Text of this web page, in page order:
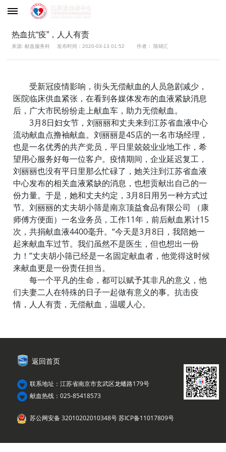
热血抗“疫”，人人有责
来源: 献血服务科 发布时间：2020-03-13 01:52 作者： 陈锦汇
受新冠疫情影响，街头无偿献血的人员急剧减少，
医院临床供血紧张，在看到各媒体发布的血液紧缺消息
后，广大市民纷纷走上献血车，助力无偿献血。
3月8日妇女节，刘丽丽和丈夫来到江苏省血液中心
流动献血点撸袖献血。刘丽丽是4S店的一名市场经理，
也是一名优秀的共产党员，平日里兢兢业业地工作，希
望用心服务好每一位客户。疫情期间，企业延迟复工，
刘丽丽也没有平日里那么忙碌了，她关注到江苏省血液
中心发布的相关血液紧缺的消息，也想贡献出自己的一
份力量。于是，她和丈夫约定，3月8日用另一种方式过
节。刘丽丽的丈夫胡小筛是南京顶益食品有限公司 （康
师傅方便面）一名业务员，工作11年，前后献血累计15
次，共捐献血液4400毫升。“今天是3月8日，我陪她一
起来献血车过节。我们虽然不是医生，但也想出一份
力！”丈夫胡小筛已经是一名固定献血者，他觉得这时候
来献血更是一份责任担当。
每一个平凡的生命，都可以赋予其非凡的意义，他
们夫妻二人在特殊的日子一起做有意义的事。抗击疫
情，人人有责，无偿献血，温暖人心。
返回首页
联系地址：江苏省南京市玄武区龙蟠路179号
献血热线：025-85418573
苏公网安备 32010202010348号 苏ICP备11017809号